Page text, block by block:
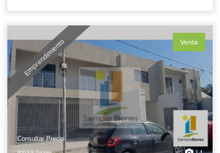
Emprendimiento Venta
Consultar Precio